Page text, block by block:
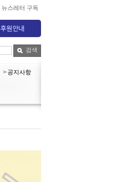
뉴스레터 구독
후원안내
검색
> 공지사항